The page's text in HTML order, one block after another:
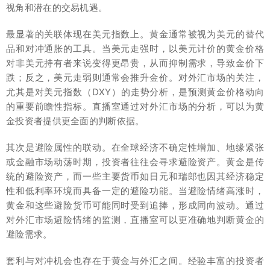
视角和潜在的交易机遇。
最显著的关联体现在美元指数上。黄金通常被视为美元的替代
品和对冲通胀的工具。当美元走强时，以美元计价的黄金价格
对非美元持有者来说变得更昂贵，从而抑制需求，导致金价下
跌；反之，美元走弱则通常会推升金价。对外汇市场的关注，
尤其是对美元指数（DXY）的走势分析，是预测黄金价格动向
的重要前瞻性指标。直播室通过对外汇市场的分析，可以为黄
金投资者提供更全面的判断依据。
其次是避险属性的联动。在全球经济不确定性增加、地缘紧张
或金融市场动荡时期，投资者往往会寻求避险资产。黄金是传
统的避险资产，而一些主要货币如日元和瑞郎也因其经济稳定
性和低利率环境而具备一定的避险功能。当避险情绪高涨时，
黄金和这些避险货币可能同时受到追捧，形成同向波动。通过
对外汇市场避险情绪的监测，直播室可以更准确地判断黄金的
避险需求。
套利与对冲机会也存在于黄金与外汇之间。经验丰富的投资者